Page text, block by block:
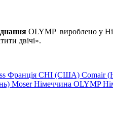
OLYMP вироблено у
двічі».
Франція CHI (США) Comair
Moser Німеччина OLYMP